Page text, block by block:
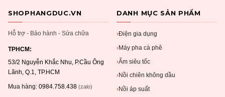
SHOPHANGDUC.VN
Hỗ trợ - Bảo hành - Sửa chữa
TPHCM:
53/2 Nguyễn Khắc Nhu, P.Cầu Ông
Lãnh, Q.1, TP.HCM
Mua hàng: 0984.758.438 (zalo)
DANH MỤC SẢN PHẨM
›Điện gia dụng
›Máy pha cà phê
›Ấm siêu tốc
› Nồi chiên không dầu
› Nồi áp suất